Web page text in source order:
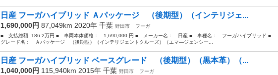
日産 フーガハイブリッド Ａパッケージ （後期型）（インテリジェ...
1,690,000円 87,049km 2020年 千葉 野田市
フーガ
■ 支払総額: 186.2万円 ■ 車両本体価格： 1,690,000 円 ■ メーカー名： 日産 ■ 車種名： フーガハイブリッド ■
グレード名： Ａパッケージ （後期型）（インテリジェントクルーズ）（エマ―ジェンシー...
日産 フーガハイブリッド ベースグレード （後期型）（黒本革）（...
1,040,000円 115,940km 2015年 千葉 野田市
フーガ